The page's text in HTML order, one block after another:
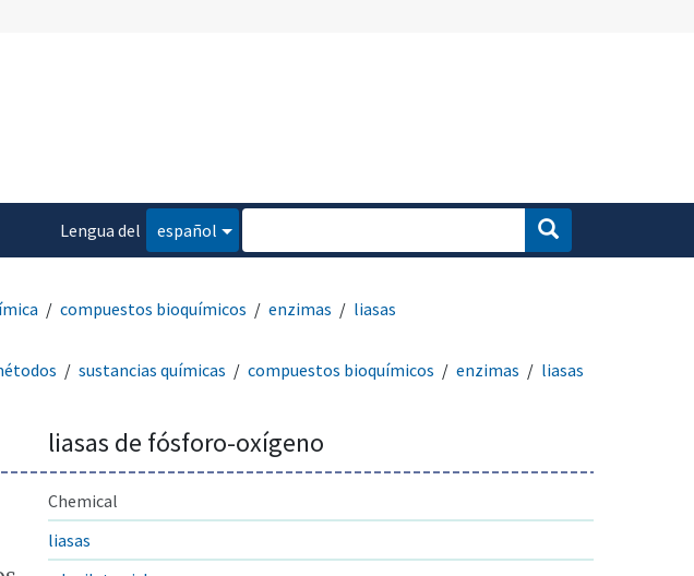
Lengua del
español
compuestos bioquímicos enzimas
liasas
sustancias químicas compuestos bioquímicos enzimas
liasas
liasas de fósforo-oxígeno
Chemical
liasas